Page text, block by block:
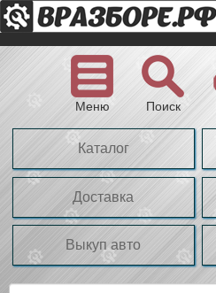
Меню Поиск
Каталог
Доставка
Выкуп авто